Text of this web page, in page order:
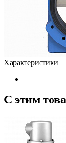
Характеристики
С этим